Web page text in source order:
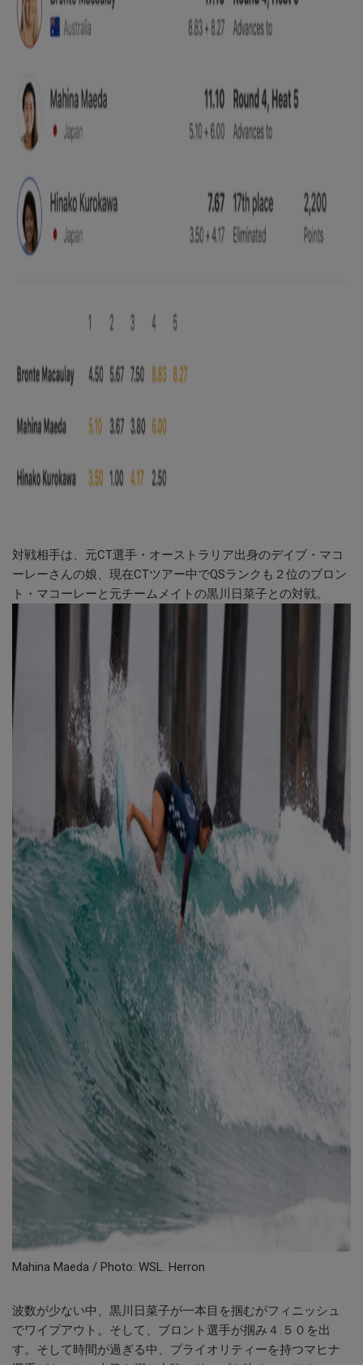
対戦相手は、元CT選手・オーストラリア出身のデイブ・マコ
ーレーさんの娘、現在CTツアー中でQSランクも２位のブロン
ト・マコーレーと元チームメイトの黒川日菜子との対戦。
Mahina Maeda / Photo: WSL. Herron
波数が少ない中、黒川日菜子が一本目を掴むがフィニッシュ
でワイプアウト。そして、ブロント選手が掴み４.５０を出
す。そして時間が過ぎる中、プライオリティーを持つマヒナ